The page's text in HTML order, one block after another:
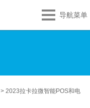
导航菜单
>2023拉卡拉微智能POS和电